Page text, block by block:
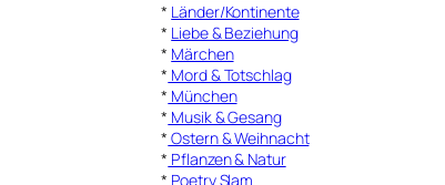
* Länder/Kontinente
* Liebe & Beziehung
* Märchen
* Mord & Totschlag
* München
* Musik & Gesang
* Ostern & Weihnacht
* Pflanzen & Natur
* Poetry Slam